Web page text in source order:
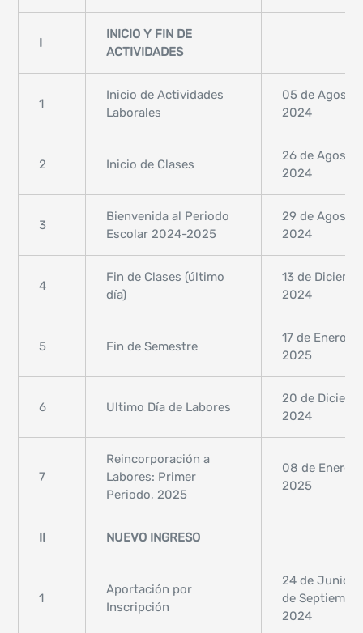
I
INICIO Y FIN DE
ACTIVIDADES
1
Inicio de Actividades
Laborales
05 de Agosto,
2024
2 Inicio de Clases
26 de Agosto,
2024
3
Bienvenida al Periodo
Escolar 2024-2025
29 de Agosto,
2024
4
Fin de Clases (último
día)
13 de
2024
5 Fin de Semestre
17 de Enero,
2025
6 Ultimo Día de Labores
20 de
2024
7
Reincorporación a
Labores: Primer
Periodo, 2025
08 de Enero,
2025
II NUEVO INGRESO
1
Aportación por
Inscripción
24 de Junio
de
2024